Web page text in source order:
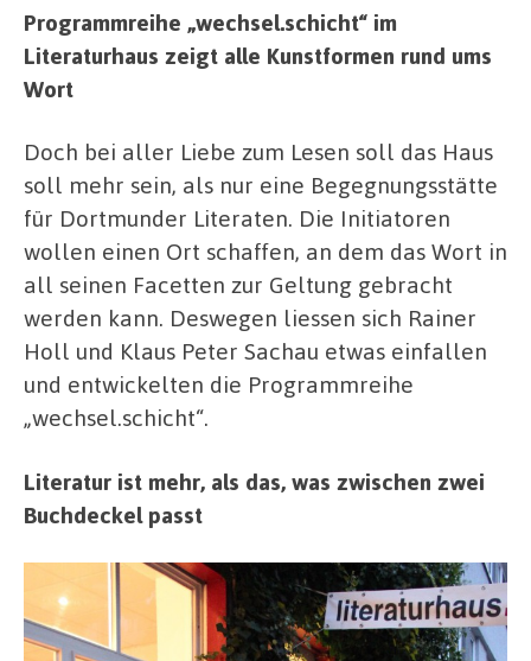
Programmreihe „wechsel.schicht“ im
Literaturhaus zeigt alle Kunstformen rund ums
Wort
Doch bei aller Liebe zum Lesen soll das Haus
soll mehr sein, als nur eine Begegnungsstätte
für Dortmunder Literaten. Die Initiatoren
wollen einen Ort schaffen, an dem das Wort in
all seinen Facetten zur Geltung gebracht
werden kann. Deswegen liessen sich Rainer
Holl und Klaus Peter Sachau etwas einfallen
und entwickelten die Programmreihe
„wechsel.schicht“.
Literatur ist mehr, als das, was zwischen zwei
Buchdeckel passt